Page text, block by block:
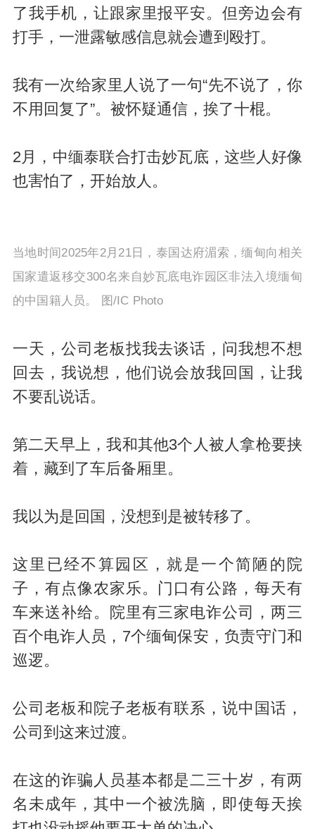
了我手机，让跟家里报平安。但旁边会有
打手，一泄露敏感信息就会遭到殴打。
我有一次给家里人说了一句“先不说了，你
不用回复了”。被怀疑通信，挨了十棍。
2月，中缅泰联合打击妙瓦底，这些人好像
也害怕了，开始放人。
当地时间2025年2月21日，泰国达府湄索，缅甸向相关
国家遣返移交300名来自妙瓦底电诈园区非法入境缅甸
的中国籍人员。 图/IC Photo
一天，公司老板找我去谈话，问我想不想
回去，我说想，他们说会放我回国，让我
不要乱说话。
第二天早上，我和其他3个人被人拿枪要挟
着，藏到了车后备厢里。
我以为是回国，没想到是被转移了。
这里已经不算园区，就是一个简陋的院
子，有点像农家乐。门口有公路，每天有
车来送补给。院里有三家电诈公司，两三
百个电诈人员，7个缅甸保安，负责守门和
巡逻。
公司老板和院子老板有联系，说中国话，
公司到这来过渡。
在这的诈骗人员基本都是二三十岁，有两
名未成年，其中一个被洗脑，即使每天挨